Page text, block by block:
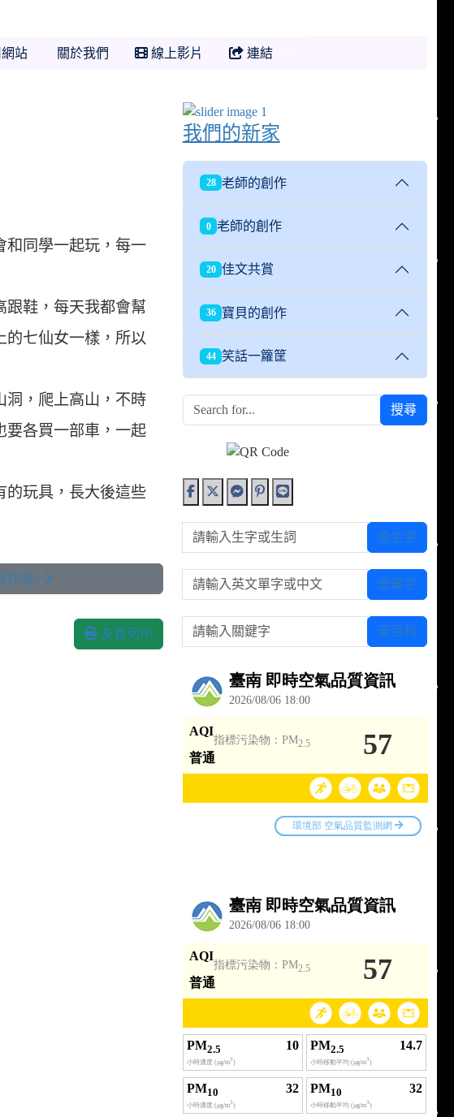
站 關於我們 線上影片 連結
同學一起玩，每一
跟鞋，每天我都會幫
七仙女一樣，所以
洞，爬上高山，不時
要各買一部車，一起
的玩具，長大後這些
作品>
友善列印
我們的新家
28 老師的創作
0 老師的創作
20 佳文共賞
36 寶貝的創作
44 笑話一籮筐
搜尋
請輸入生字或生詞 查生字
請輸入英文單字或中文 查單字
請輸入關鍵字 查百科